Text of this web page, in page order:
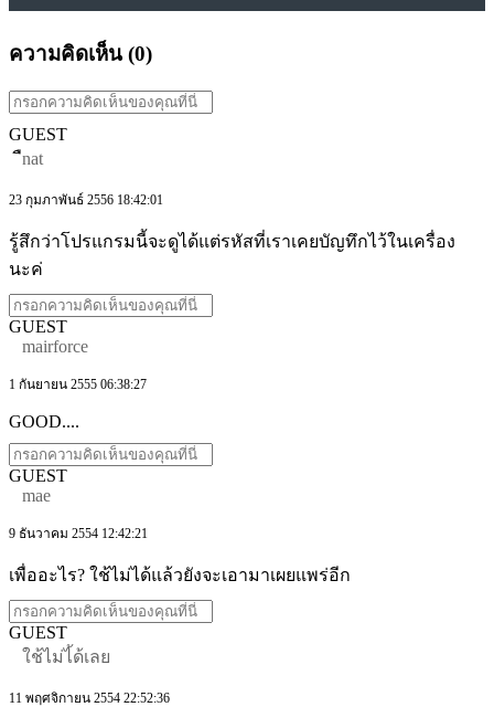
ความคิดเห็น (0)
GUEST
ืnat
23 กุมภาพันธ์ 2556 18:42:01
รู้สึกว่าโปรแกรมนี้จะดูได้แต่รหัสที่เราเคยบัญทึกไว้ในเครื่อง
นะค่
GUEST
mairforce
1 กันยายน 2555 06:38:27
GOOD....
GUEST
mae
9 ธันวาคม 2554 12:42:21
เพื่ออะไร? ใช้ไม่ได้แล้วยังจะเอามาเผยแพร่อีก
GUEST
ใช้ไม่ไ้ด้เลย
11 พฤศจิกายน 2554 22:52:36